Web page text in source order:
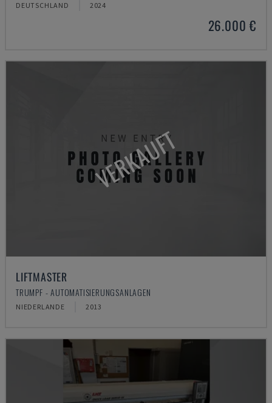
DEUTSCHLAND 2024
26.000 €
VERKAUFT
LIFTMASTER
TRUMPF - AUTOMATISIERUNGSANLAGEN
NIEDERLANDE 2013